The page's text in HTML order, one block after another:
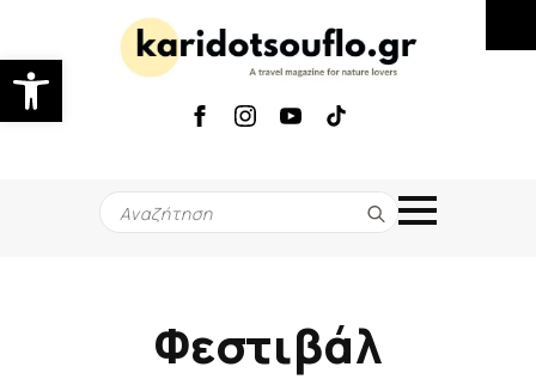
Ανοίξτε τη γραμμή εργαλείων
Search
for:
Φεστιβάλ